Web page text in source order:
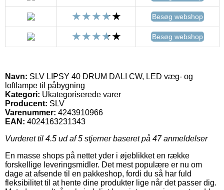
Besøg webshop
Besøg webshop
Navn: SLV LIPSY 40 DRUM DALI CW, LED væg- og
loftlampe til påbygning
Kategori: Ukategoriserede varer
Producent: SLV
Varenummer: 4243910966
EAN: 4024163231343
Vurderet til 4.5 ud af 5 stjerner baseret på 47anmeldelser
En masse shops på nettet yder i øjeblikket en række
forskellige leveringsmidler. Det mest populære er nu om
dage at afsende til en pakkeshop, fordi du så har fuld
fleksibilitet til at hente dine produkter lige når det passer dig.